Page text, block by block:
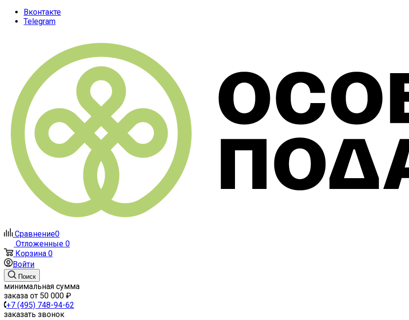
Вконтакте
Telegram
Сравнение0
Отложенные 0
Корзина 0
Войти
Поиск
минимальная сумма
заказа от 50 000 ₽
+7 (495) 748-94-62
заказать звонок